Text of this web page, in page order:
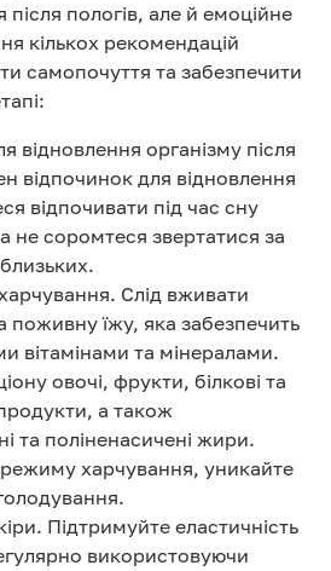
після пологів, але й емоційне
кількох рекомендацій
самопочуття та забезпечити
відновлення організму після
відпочинок для відновлення
відпочивати під час сну
не соромтеся звертатися за
Слід вживати
поживну їжу, яка забезпечить
вітамінами та мінералами.
овочі, фрукти, білкові та
а також
та поліненасичені жири.
харчування, уникайте
Підтримуйте еластичність
використовуючи